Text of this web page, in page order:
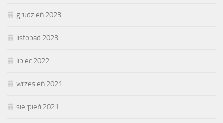
grudzień 2023
listopad 2023
lipiec 2022
wrzesień 2021
sierpień 2021